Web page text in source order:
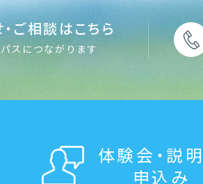
ご相談はこちら
スにつながります
体験会・説
申込み